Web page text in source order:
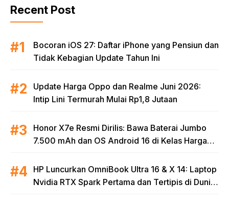
Recent Post
Bocoran iOS 27: Daftar iPhone yang Pensiun dan
Tidak Kebagian Update Tahun Ini
Update Harga Oppo dan Realme Juni 2026:
Intip Lini Termurah Mulai Rp1,8 Jutaan
Honor X7e Resmi Dirilis: Bawa Baterai Jumbo
7.500 mAh dan OS Android 16 di Kelas Harga
HP Luncurkan OmniBook Ultra 16 & X 14: Laptop
Nvidia RTX Spark Pertama dan Tertipis di Dunia